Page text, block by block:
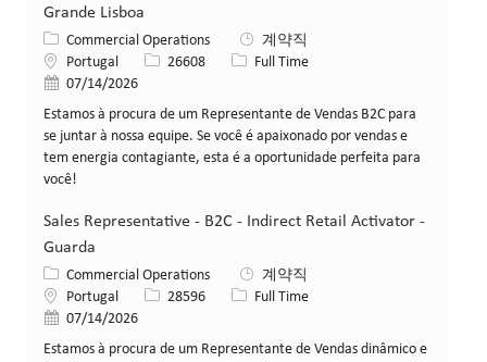
Grande Lisboa
카테고리
Commercial Operations
계약직
위치Portugal Job ID26608 Job 유형Full Time
게시일07/14/2026
Estamos à procura de um Representante de Vendas B2C para
se juntar à nossa equipe. Se você é apaixonado por vendas e
tem energia contagiante, esta é a oportunidade perfeita para
você!
Sales Representative - B2C - Indirect Retail Activator -
Guarda
카테고리
Commercial Operations
계약직
위치Portugal Job ID28596 Job 유형Full Time
게시일07/14/2026
Estamos à procura de um Representante de Vendas dinâmico e